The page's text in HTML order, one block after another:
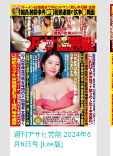
週刊アサヒ芸能 2024年6
月6日号 [Lite版]